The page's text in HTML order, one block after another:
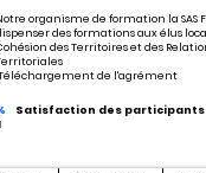
organisme de formation la SAS
des formations aux élus
des Territoires et des
de l'agrément
Satisfaction des